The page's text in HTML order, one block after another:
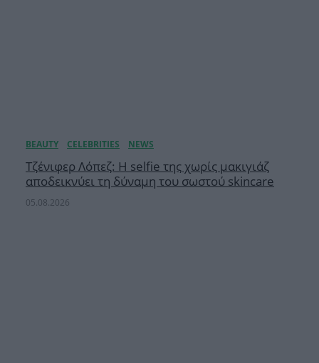
Τζένιφερ Λόπεζ: Η selfie της χωρίς μακιγιάζ
αποδεικνύει τη δύναμη του σωστού skincare
05.08.2026